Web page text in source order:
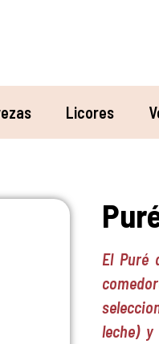
Licores
El Puré
leche)